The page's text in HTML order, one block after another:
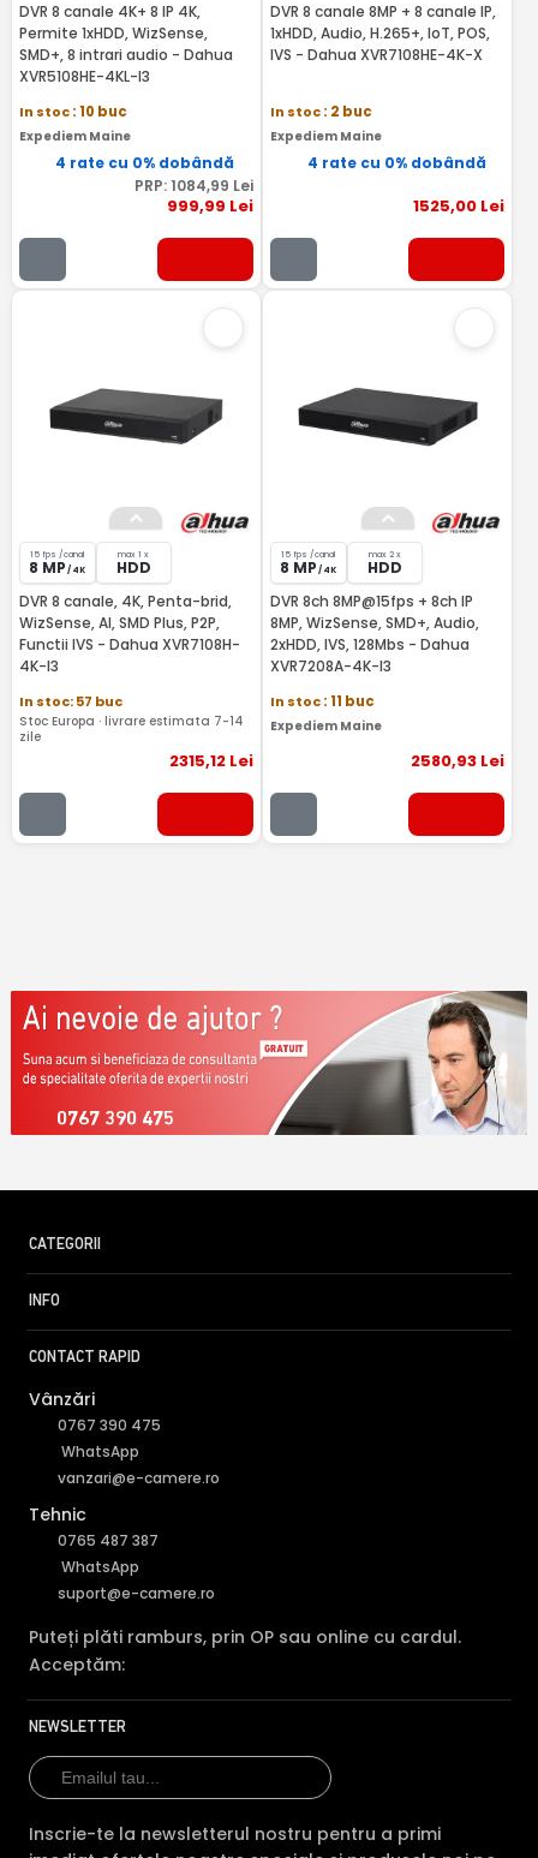
DVR 8 canale 4K+ 8 IP 4K,
Permite 1xHDD, WizSense,
SMD+, 8 intrari audio - Dahua
XVR5108HE-4KL-I3
In stoc: 10 buc
Expediem Maine
4 rate cu 0% dobândă
PRP: 1084,99 Lei
999,99 Lei
DVR 8 canale 8MP + 8 canale IP,
1xHDD, Audio, H.265+, IoT, POS,
IVS - Dahua XVR7108HE-4K-X
In stoc: 2 buc
Expediem Maine
4 rate cu 0% dobândă
1525,00 Lei
15 fps /canal
8 MP / 4K
max 1 x
HDD
DVR 8 canale, 4K, Penta-brid,
WizSense, AI, SMD Plus, P2P,
Functii IVS - Dahua XVR7108H-
4K-I3
In stoc: 57 buc
Stoc Europa · livrare estimata 7-14
zile
2315,12Lei
15 fps /canal
8 MP / 4K
max 2 x
HDD
DVR 8ch 8MP@15fps + 8ch IP
8MP, WizSense, SMD+, Audio,
2xHDD, IVS, 128Mbs - Dahua
XVR7208A-4K-I3
In stoc: 11 buc
Expediem Maine
2580,93 Lei
0767 390 475
CATEGORII
INFO
CONTACT RAPID
Vânzări
0767 390 475
WhatsApp
vanzari@e-camere.ro
Tehnic
0765 487 387
WhatsApp
suport@e-camere.ro
Puteți plăti ramburs, prin OP sau online cu cardul.
Acceptăm:
NEWSLETTER
Inscrie-te la newsletterul nostru pentru a primi